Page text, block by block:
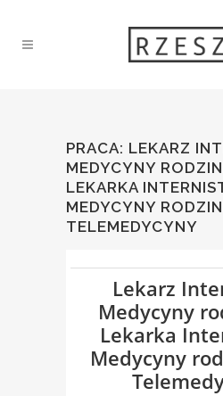
PRACA: LEKARZ
MEDYCYNY
LEKARKA
MEDYCYNY
TELEMEDYCYNY
Lekarz
Medycyny
Lekarka
Medycyny